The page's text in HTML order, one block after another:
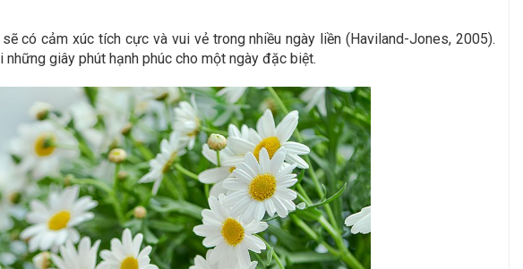
có cảm xúc tích cực và vui vẻ trong nhiều ngày liền (Haviland-Jones, 2005).
giây phút hạnh phúc cho một ngày đặc biệt.